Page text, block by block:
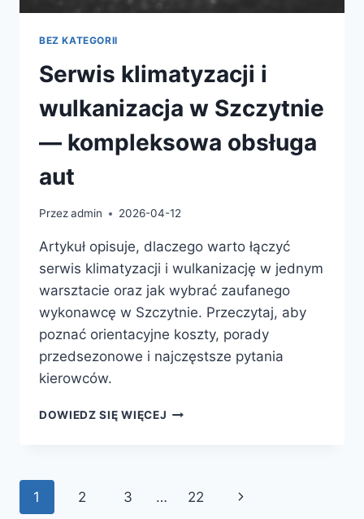
BEZ KATEGORII
Serwis klimatyzacji i
wulkanizacja w Szczytnie
— kompleksowa obsługa
aut
Przezadmin 2026-04-12
Artykuł opisuje, dlaczego warto łączyć
serwis klimatyzacji i wulkanizację w jednym
warsztacie oraz jak wybrać zaufanego
wykonawcę w Szczytnie. Przeczytaj, aby
poznać orientacyjne koszty, porady
przedsezonowe i najczęstsze pytania
kierowców.
DOWIEDZ SIĘ WIĘCEJ SERWIS
SZCZYTNIE
Nawigacja
1 2 3 … 22
Następna